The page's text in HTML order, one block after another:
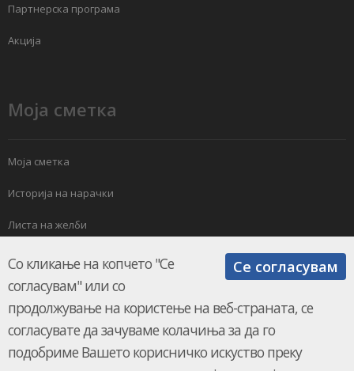
Партнерска програма
Акција
Моја сметка
Моја сметка
Историја на нарачки
Листа на желби
Електронски билтен
Се согласувам
Со кликање на копчето "Се
согласувам" или со
продолжување на користење на веб-страната, се
согласувате да зачуваме колачиња за да го
подобриме Вашето корисничко искуство преку